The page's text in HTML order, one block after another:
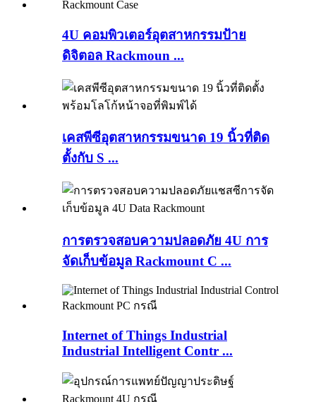
4U คอมพิวเตอร์อุตสาหกรรมป้าย
ดิจิตอล Rackmoun ...
เคสพีซีอุตสาหกรรมขนาด 19 นิ้วที่ติด
ตั้งกับ S ...
การตรวจสอบความปลอดภัย 4U การ
จัดเก็บข้อมูล Rackmount C ...
Internet of Things Industrial
Industrial Intelligent Contr ...